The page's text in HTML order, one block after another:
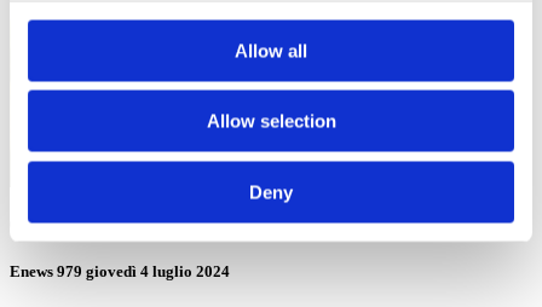
Allow all
Allow selection
Deny
04/07/24
Enews 979 giovedì 4 luglio 2024